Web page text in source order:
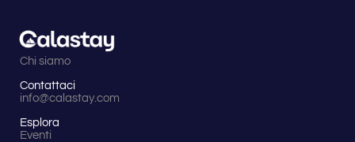
Chi siamo
Contattaci
info@calastay.com
Esplora
Eventi